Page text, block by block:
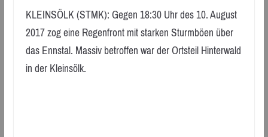
KLEINSÖLK (STMK): Gegen 18:30 Uhr des 10. August
2017 zog eine Regenfront mit starken Sturmböen über
das Ennstal. Massiv betroffen war der Ortsteil Hinterwald
in der Kleinsölk.